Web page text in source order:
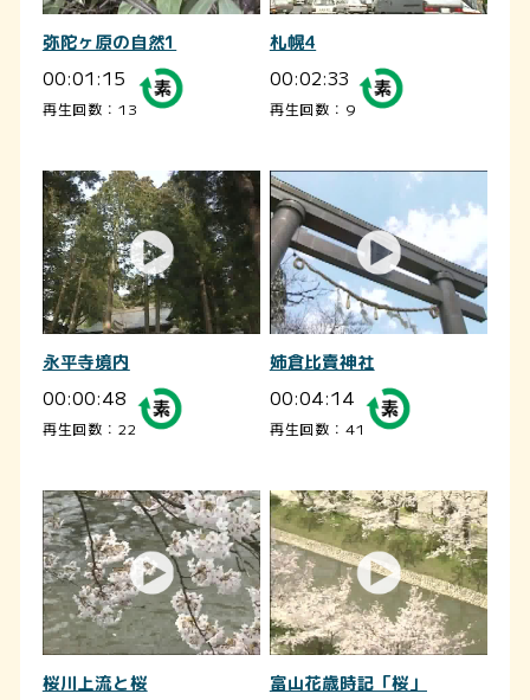
弥陀ヶ原の自然1
00:01:15
再生回数：13
札幌4
00:02:33
再生回数：9
永平寺境内
00:00:48
再生回数：22
姉倉比賣神社
00:04:14
再生回数：41
桜川上流と桜 富山花歳時記「桜」